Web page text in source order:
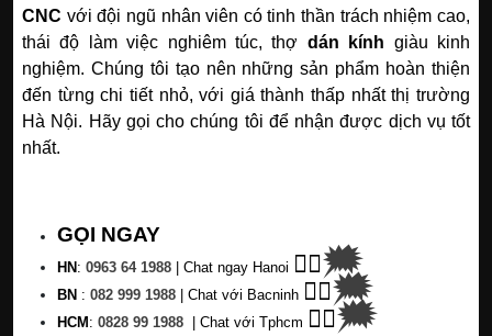
CNC với đội ngũ nhân viên có tinh thần trách nhiệm cao,
thái độ làm việc nghiêm túc, thợ dán kính giàu kinh
nghiệm. Chúng tôi tạo nên những sản phẩm hoàn thiện
đến từng chi tiết nhỏ, với giá thành thấp nhất thị trường
Hà Nội. Hãy gọi cho chúng tôi để nhận được dịch vụ tốt
nhất.
GỌI NGAY
HN : 0963 64 1988 | Chat ngay Hanoi 👉🏽🗯
BN : 082 999 1988 | Chat với Bacninh 👉🏽🗯
HCM : 0828 99 1988 Chat với Tphcm 👉🏽🗯